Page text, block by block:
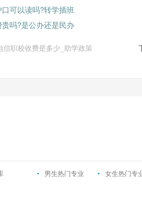
可以读吗?转学插班
吗?是公办还是民办
信职校收费是多少_助学政策
• 男生热门专业 • 女生热门专